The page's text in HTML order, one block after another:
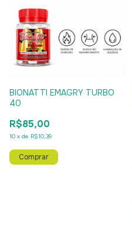
BIONATTI EMAGRY TURBO
40
R$85,00
10 x de R$10,39